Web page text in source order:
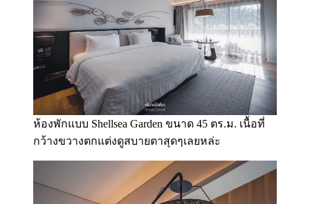
ห้องพักแบบ Shellsea Garden ขนาด 45 ตร.ม. เนื้อที่
กว้างขวางตกแต่งดูสบายตาสุดๆเลยหล่ะ